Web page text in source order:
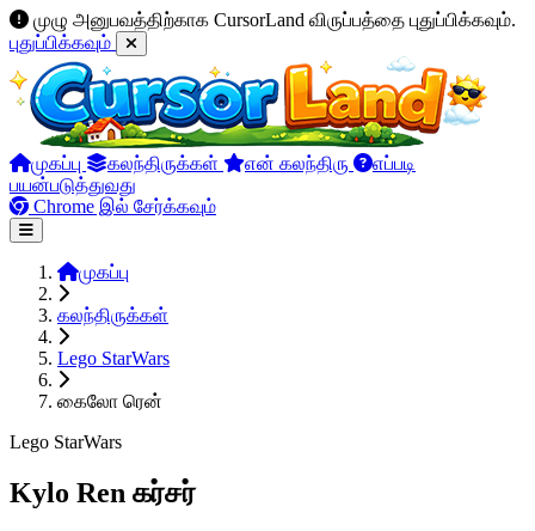
முழு அனுபவத்திற்காக CursorLand விருப்பத்தை புதுப்பிக்கவும்.
புதுப்பிக்கவும்
முகப்பு கலந்திருக்கள் என் கலந்திரு
எப்படி
பயன்படுத்துவது
Chrome இல் சேர்க்கவும்
முகப்பு
கலந்திருக்கள்
Lego StarWars
கைலோ ரென்
Lego StarWars
Kylo Ren கர்சர்